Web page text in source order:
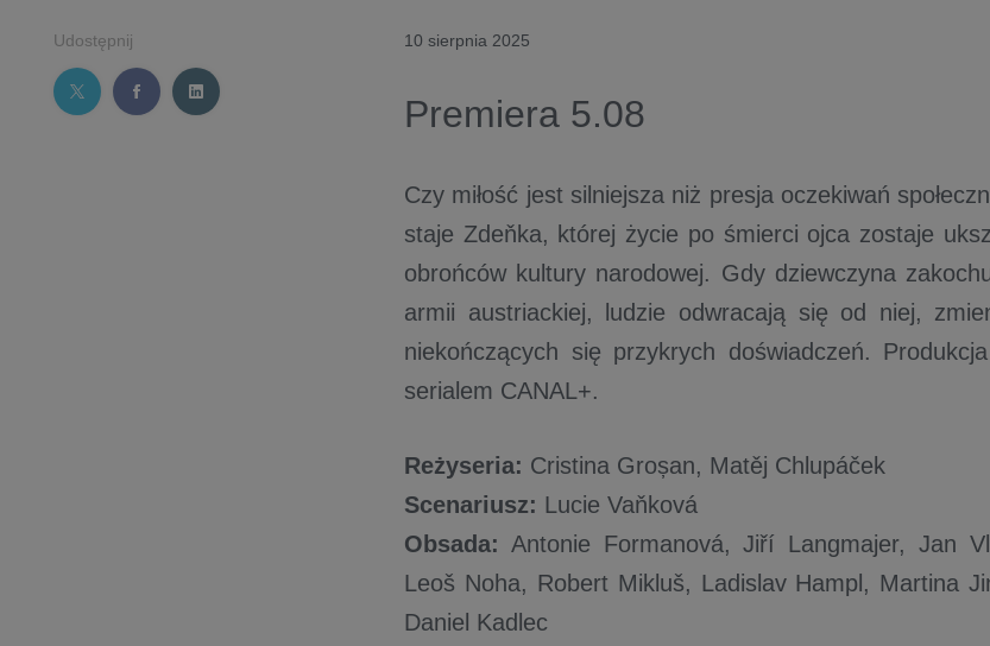
Udostępnij 10 sierpnia 2025
Premiera 5.08
Czy miłość jest silniejsza niż presja oczekiwań
staje Zdeňka, której życie po śmierci ojca zostaje
obrońców kultury narodowej. Gdy dziewczyna
armii austriackiej, ludzie odwracają się od niej,
niekończących się przykrych doświadczeń.
serialem CANAL+.
Reżyseria: Cristina Groșan, Matěj Chlupáček
Scenariusz: Lucie Vaňková
Obsada: Antonie Formanová, Jiří Langmajer, Jan
Leoš Noha, Robert Mikluš, Ladislav Hampl, Martina
Daniel Kadlec